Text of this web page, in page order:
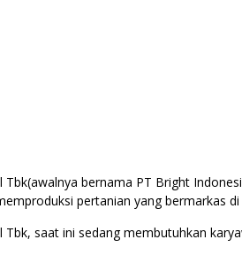
Tbk(awalnya bernama PT Bright
pertanian yang bermarkas di
Tbk, saat ini sedang membutuhkan